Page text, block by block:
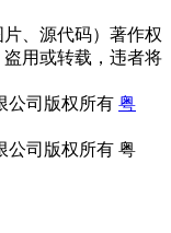
、源代码）著作权
用或转载，违者将
公司版权所有 粤
公司版权所有 粤